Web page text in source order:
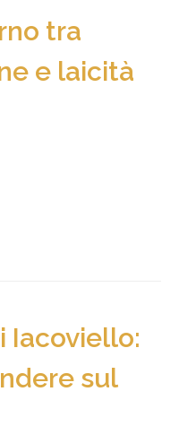
tra
e laicità
Iacoviello:
sul